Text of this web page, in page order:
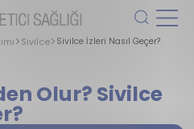
Sivilce Sivilce İzleri Nasıl Geçer?
Olur? Sivilce